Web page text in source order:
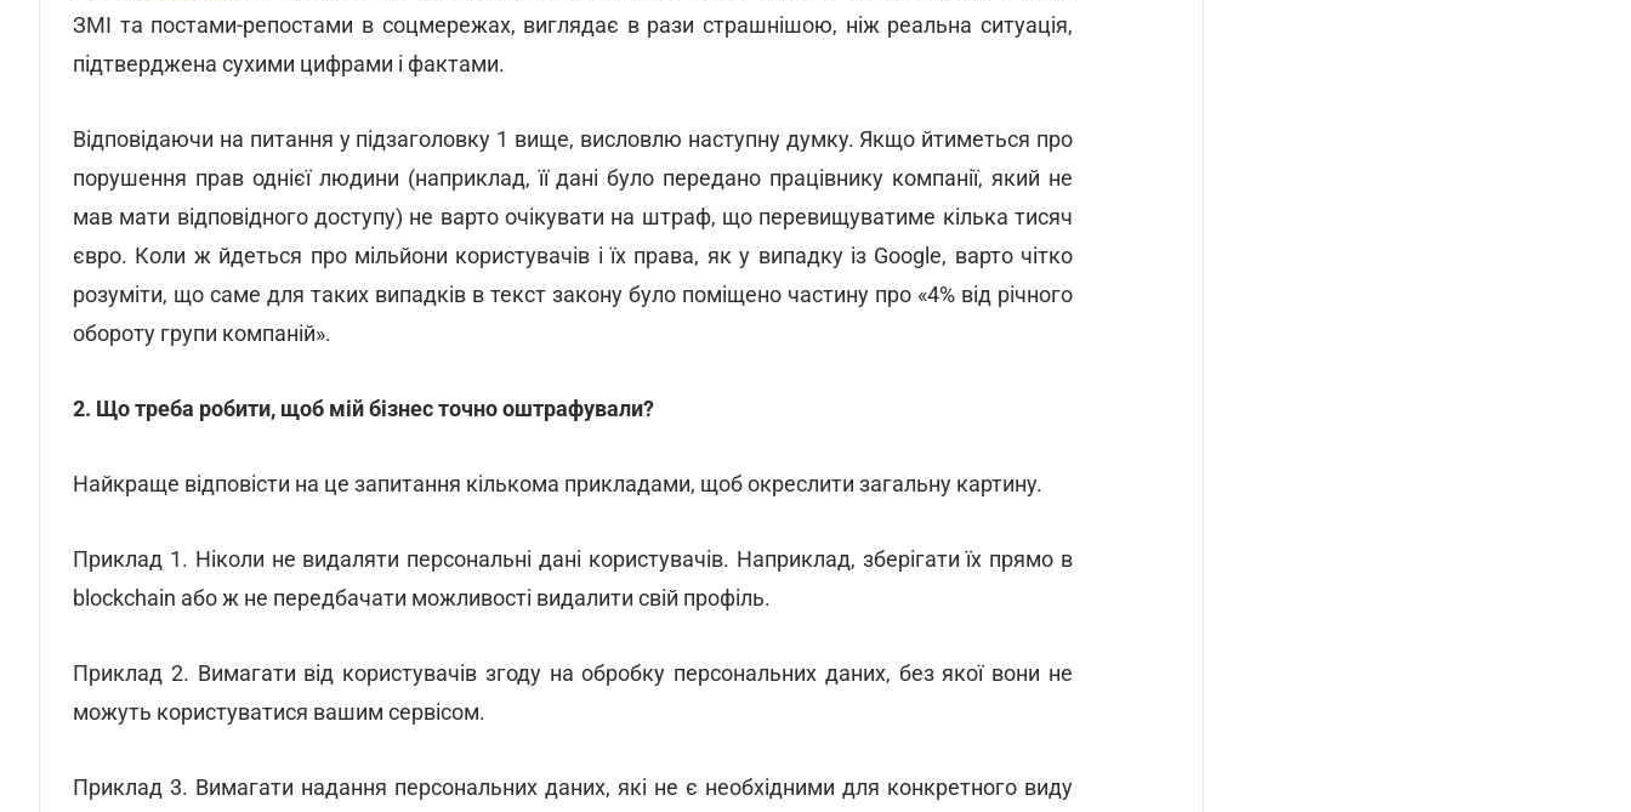
ЗМІ та постами-репостами в соцмережах, виглядає в рази страшнішою, ніж реальна ситуація,
підтверджена сухими цифрами і фактами.
Відповідаючи на питання у підзаголовку 1 вище, висловлю наступну думку. Якщо йтиметься про
порушення прав однієї людини (наприклад, її дані було передано працівнику компанії, який не
мав мати відповідного доступу) не варто очікувати на штраф, що перевищуватиме кілька тисяч
євро. Коли ж йдеться про мільйони користувачів і їх права, як у випадку із Google, варто чітко
розуміти, що саме для таких випадків в текст закону було поміщено частину про «4% від річного
обороту групи компаній».
2. Що треба робити, щоб мій бізнес точно оштрафували?
Найкраще відповісти на це запитання кількома прикладами, щоб окреслити загальну картину.
Приклад 1. Ніколи не видаляти персональні дані користувачів. Наприклад, зберігати їх прямо в
blockchain або ж не передбачати можливості видалити свій профіль.
Приклад 2. Вимагати від користувачів згоду на обробку персональних даних, без якої вони не
можуть користуватися вашим сервісом.
Приклад 3. Вимагати надання персональних даних, які не є необхідними для конкретного виду